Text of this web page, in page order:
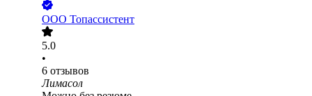
ООО Топассистент
5.0
•
6 отзывов
Лимасол